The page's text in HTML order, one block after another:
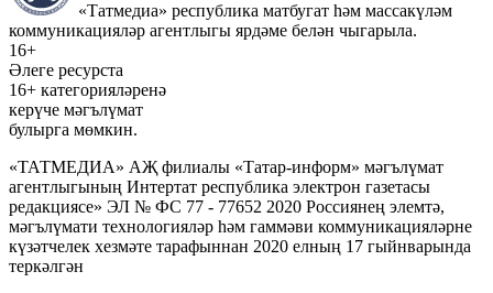
«Татмедиа» республика матбугат һәм массакүләм
коммуникацияләр агентлыгы ярдәме белән чыгарыла.
16+
Әлеге ресурста
16+ категорияләренә
керүче мәгълүмат
булырга мөмкин.
«ТАТМЕДИА» АҖ филиалы «Татар-информ» мәгълүмат
агентлыгының Интертат республика электрон газетасы
редакциясе» ЭЛ № ФС 77 - 77652 2020 Россиянең элемтә,
мәгълүмати технологияләр һәм гаммәви коммуникацияләрне
күзәтчелек хезмәте тарафыннан 2020 елның 17 гыйнварында
теркәлгән